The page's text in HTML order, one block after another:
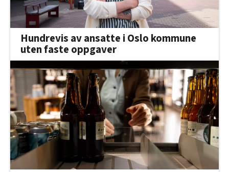
Hundrevis av ansatte i Oslo kommune
uten faste oppgaver